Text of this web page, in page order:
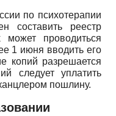
по психотерапии
составить реестр
проводиться
1 июня вводить его
копий разрешается
следует уплатить
пошлину.